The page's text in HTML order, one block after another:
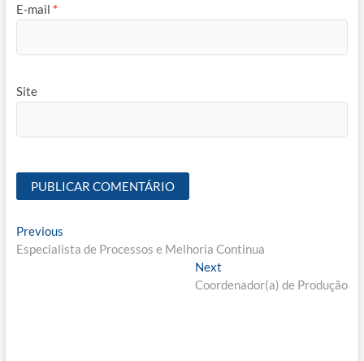
E-mail *
Site
Navegação
de
PreviousPrevious
post:
Especialista de Processos e Melhoria Continua
Next
post:
Coordenador(a) de Produção